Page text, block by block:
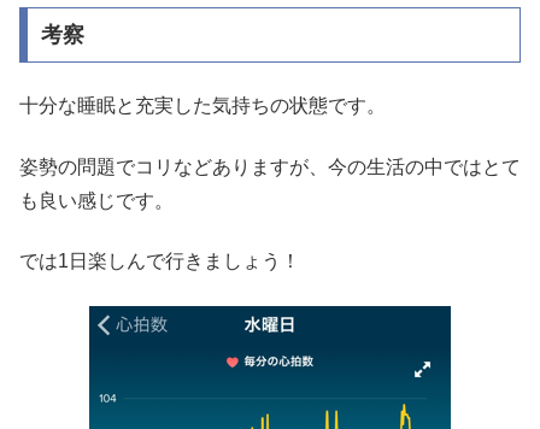
考察
十分な睡眠と充実した気持ちの状態です。
姿勢の問題でコリなどありますが、今の生活の中ではとて
も良い感じです。
では1日楽しんで行きましょう！